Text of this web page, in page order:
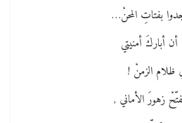
بفتاتِ المحنْ…
أباركَ أمنيتي
ظلام الزمنْ !
زهورَ الأماني ,